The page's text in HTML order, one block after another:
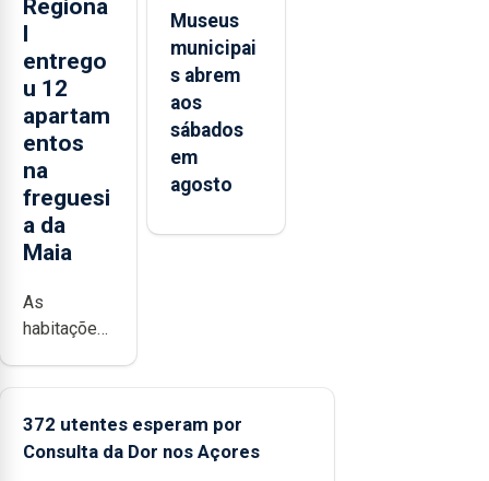
Regiona
l
entrego
u 12
apartam
entos
na
freguesi
a da
Maia
As
habitações
de
arrendamento
Museus
municipai
s abrem
aos
sábados
em
agosto
372 utentes esperam por
Consulta da Dor nos Açores